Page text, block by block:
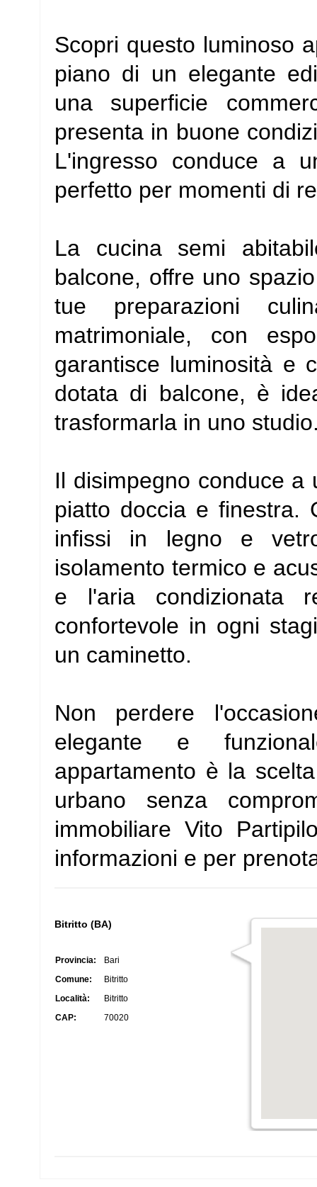
Scopri questo luminoso
piano di un elegante
una superficie
presenta in buone
L'ingresso conduce a
perfetto per momenti di
La cucina semi
balcone, offre uno
tue preparazioni
matrimoniale, con
garantisce luminosità e
dotata di balcone, è
trasformarla in uno
Il disimpegno conduce
piatto doccia e finestra.
infissi in legno e
isolamento termico e
e l'aria condizionata
confortevole in ogni
un caminetto.
Non perdere
elegante e
appartamento è la
urbano senza
immobiliare Vito
informazioni e per
Bitritto (BA)
Provincia:
Bari
Comune:
Bitritto
Località:
Bitritto
CAP:
70020